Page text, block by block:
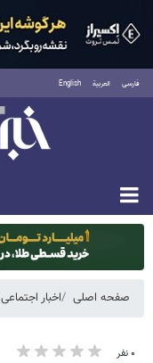
فارسی العربية English
یکشنبه ۱۸ مرداد ۱۴۰۵
صفحه اصلی اخبار اجتماعی
۰ نفر